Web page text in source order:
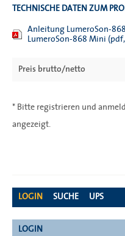
TECHNISCHE DATEN ZUM
Anleitung LumeroSon-
LumeroSon-868 Mini (pdf,
Preis brutto/netto
* Bitte registrieren und
angezeigt.
LOGIN SUCHE UPS
LOGIN